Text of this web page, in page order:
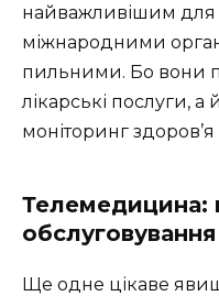
найважливішим для
міжнародними
пильними. Бо вони
лікарські послуги, а
моніторинг
Телемедицина:
обслуговування
Ще одне цікаве